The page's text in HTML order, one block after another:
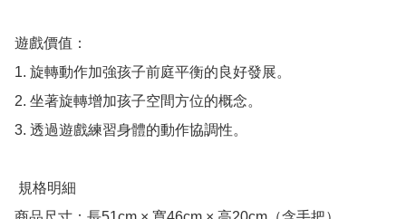
遊戲價值：
1. 旋轉動作加強孩子前庭平衡的良好發展。
2. 坐著旋轉增加孩子空間方位的概念。
3. 透過遊戲練習身體的動作協調性。